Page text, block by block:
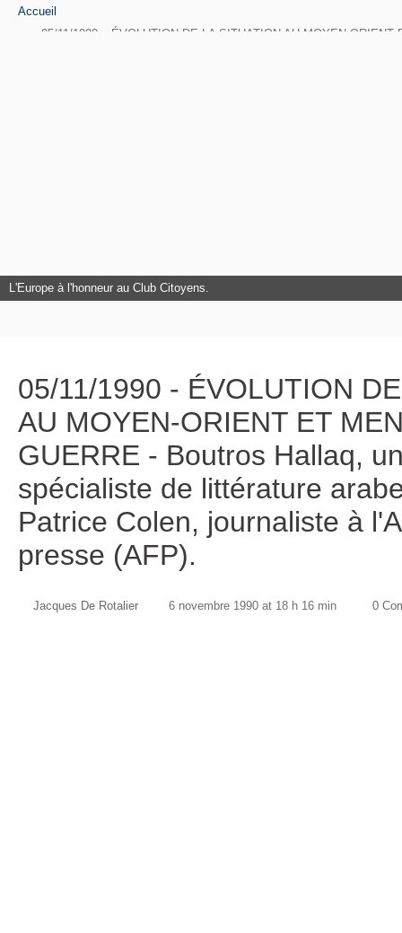
Accueil
05/11/1990 – ÉVOLUTION DE LA SITUATION AU MOYEN-
L'Europe à l'honneur au Club Citoyens.
05/11/1990 - ÉVOLUTION
AU MOYEN-ORIENT ET
GUERRE - Boutros Hallaq,
spécialiste de littérature
Patrice Colen, journaliste à
presse (AFP).
Jacques De Rotalier 6 novembre 1990 at 18 h 16 min 0